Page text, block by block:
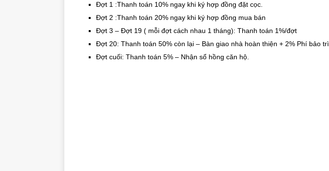
Đợt 1 :Thanh toán 10% ngay khi ký hợp đồng đặt cọc.
Đợt 2 :Thanh toán 20% ngay khi ký hợp đồng mua bán
Đợt 3 – Đợt 19 ( mỗi đợt cách nhau 1 tháng): Thanh toán 1%/đợt
Đợt 20: Thanh toán 50% còn lại – Bàn giao nhà hoàn thiện + 2% Phí bảo trì
Đợt cuối: Thanh toán 5% – Nhận sổ hồng căn hộ.